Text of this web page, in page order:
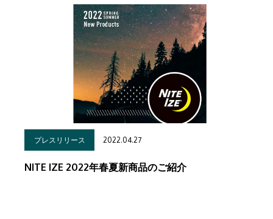
プレスリリース 2022.04.27
NITE IZE 2022年春夏新商品のご紹介